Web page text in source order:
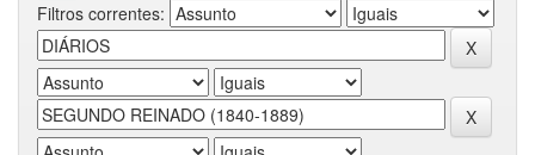
Filtros correntes: